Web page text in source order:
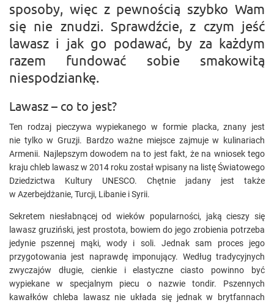
sposoby, więc z pewnością szybko Wam
się nie znudzi. Sprawdźcie, z czym jeść
lawasz i jak go podawać, by za każdym
razem fundować sobie smakowitą
niespodziankę.
Lawasz – co to jest?
Ten rodzaj pieczywa wypiekanego w formie placka, znany jest
nie tylko w Gruzji. Bardzo ważne miejsce zajmuje w kulinariach
Armenii. Najlepszym dowodem na to jest fakt, że na wniosek tego
kraju chleb lawasz w 2014 roku został wpisany na listę Światowego
Dziedzictwa Kultury UNESCO. Chętnie jadany jest także
w Azerbejdżanie, Turcji, Libanie i Syrii.
Sekretem niesłabnącej od wieków popularności, jaką cieszy się
lawasz gruziński, jest prostota, bowiem do jego zrobienia potrzeba
jedynie pszennej mąki, wody i soli. Jednak sam proces jego
przygotowania jest naprawdę imponujący. Według tradycyjnych
zwyczajów długie, cienkie i elastyczne ciasto powinno być
wypiekane w specjalnym piecu o nazwie tondir. Pszennych
kawałków chleba lawasz nie układa się jednak w brytfannach